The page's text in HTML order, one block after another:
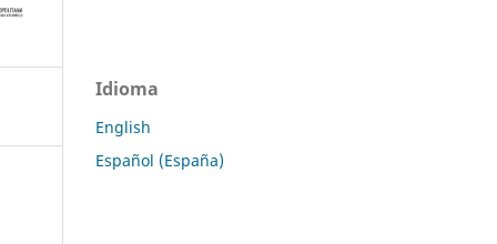
Idioma
English
Español (España)